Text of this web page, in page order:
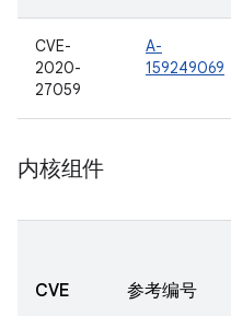
CVE-
2020-
27059
A-
159249069
内核组件
CVE 参考编号